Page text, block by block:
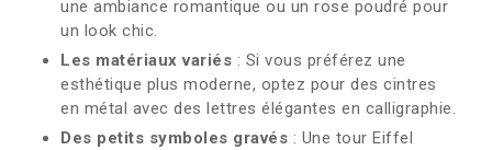
une ambiance romantique ou un rose poudré pour
un look chic.
Les matériaux variés : Si vous préférez une
esthétique plus moderne, optez pour des cintres
en métal avec des lettres élégantes en calligraphie.
Des petits symboles gravés : Une tour Eiffel